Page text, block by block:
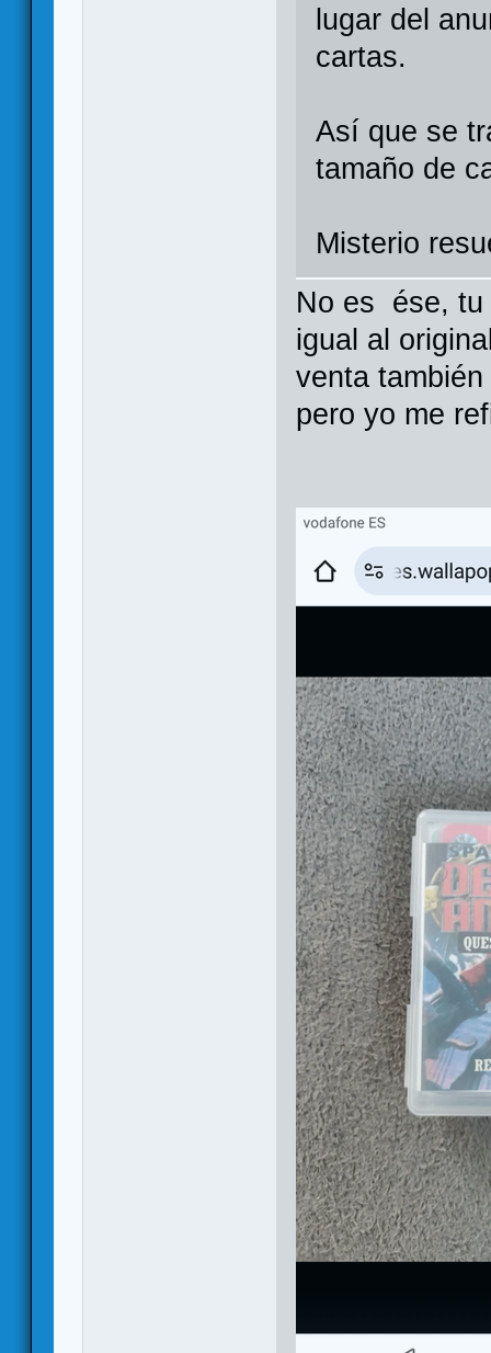
lugar del
cartas.
Así que se
tamaño de
Misterio
No es ése, tu
igual al
venta
pero yo me